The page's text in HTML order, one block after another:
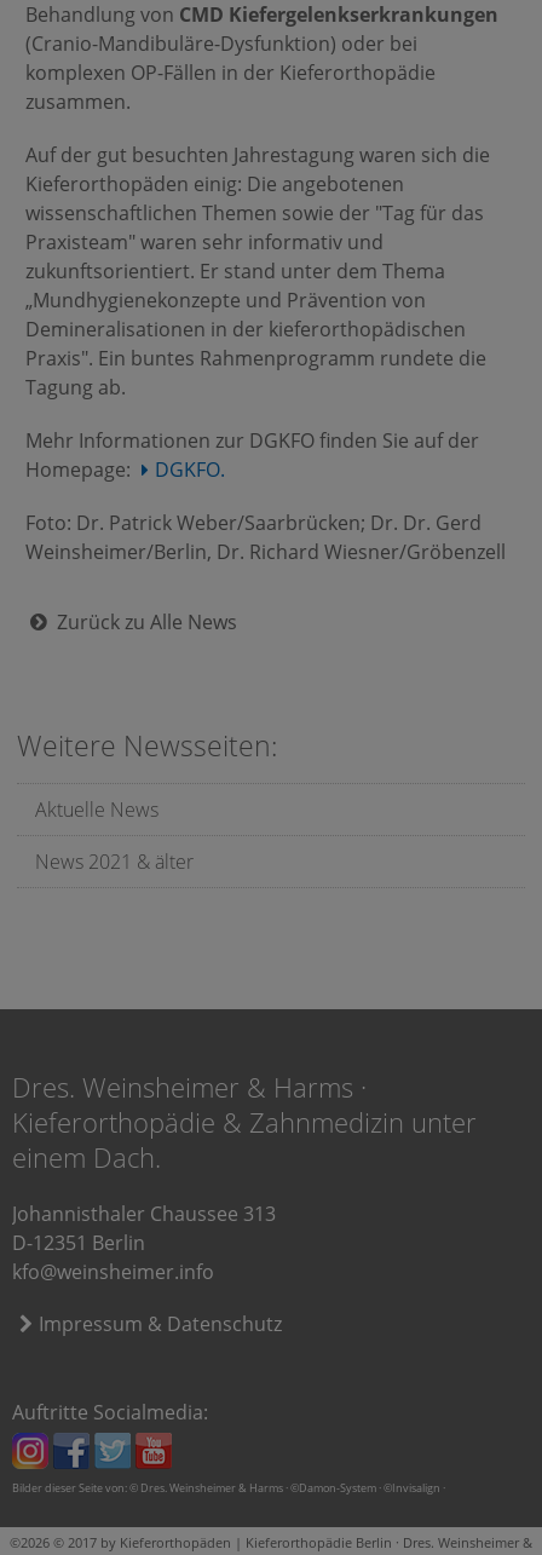
Behandlung von CMD Kiefergelenks­erkrankungen
(Cranio-Mandibuläre-Dysfunktion) oder bei
komplexen OP-Fällen in der Kieferorthopädie
zusammen.
Auf der gut besuchten Jahrestagung waren sich die
Kieferorthopäden einig: Die angebotenen
wissenschaftlichen Themen sowie der "Tag für das
Praxisteam" waren sehr informativ und
zukunftsorientiert. Er stand unter dem Thema
„Mundhygienekonzepte und Prävention von
Demineralisationen in der kieferorthopädischen
Praxis". Ein buntes Rahmenprogramm rundete die
Tagung ab.
Mehr Informationen zur DGKFO finden Sie auf der
Homepage:
DGKFO.
Foto: Dr. Patrick Weber/Saarbrücken; Dr. Dr. Gerd
Weinsheimer/Berlin, Dr. Richard Wiesner/Gröbenzell
Zurück zu Alle News
Weitere Newsseiten:
Aktuelle News
News 2021 & älter
Dres. Weinsheimer & Harms ·
Kieferorthopädie & Zahnmedizin unter
einem Dach.
Johannisthaler Chaussee 313
D-12351 Berlin
kfo@weinsheimer.info
Impressum & Datenschutz
Auftritte Socialmedia:
Bilder dieser Seite von: © Dres. Weinsheimer & Harms · ©Damon-System · ©Invisalign ·
©2026 © 2017 by Kieferorthopäden | Kieferorthopädie Berlin · Dres. Weinsheimer &